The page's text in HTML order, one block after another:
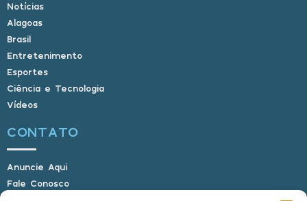
Notícias
Alagoas
Brasil
Entretenimento
Esportes
Ciência e Tecnologia
Vídeos
CONTATO
Anuncie Aqui
Fale Conosco